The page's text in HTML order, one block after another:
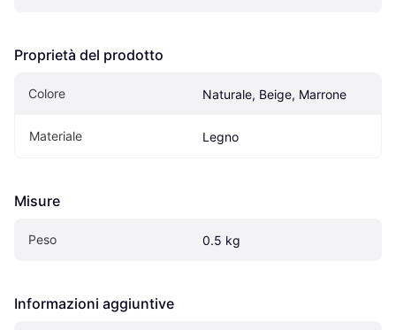
Proprietà del prodotto
Colore Naturale, Beige, Marrone
Materiale Legno
Misure
Peso 0.5 kg
Informazioni aggiuntive